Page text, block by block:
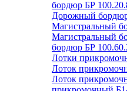
бордюр БР
Дорожный
Магистральный
Магистральный
бордюр БР
Лотки
Лоток
Лоток